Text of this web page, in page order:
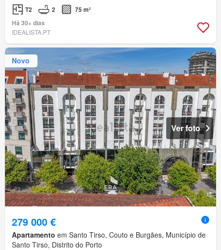
T2 2
75 m²
Há 30+ dias
IDEALISTA.PT
Novo
Ver foto
279 000 €
Apartamento em Santo Tirso, Couto e Burgães, Município de
Santo Tirso, Distrito do Porto